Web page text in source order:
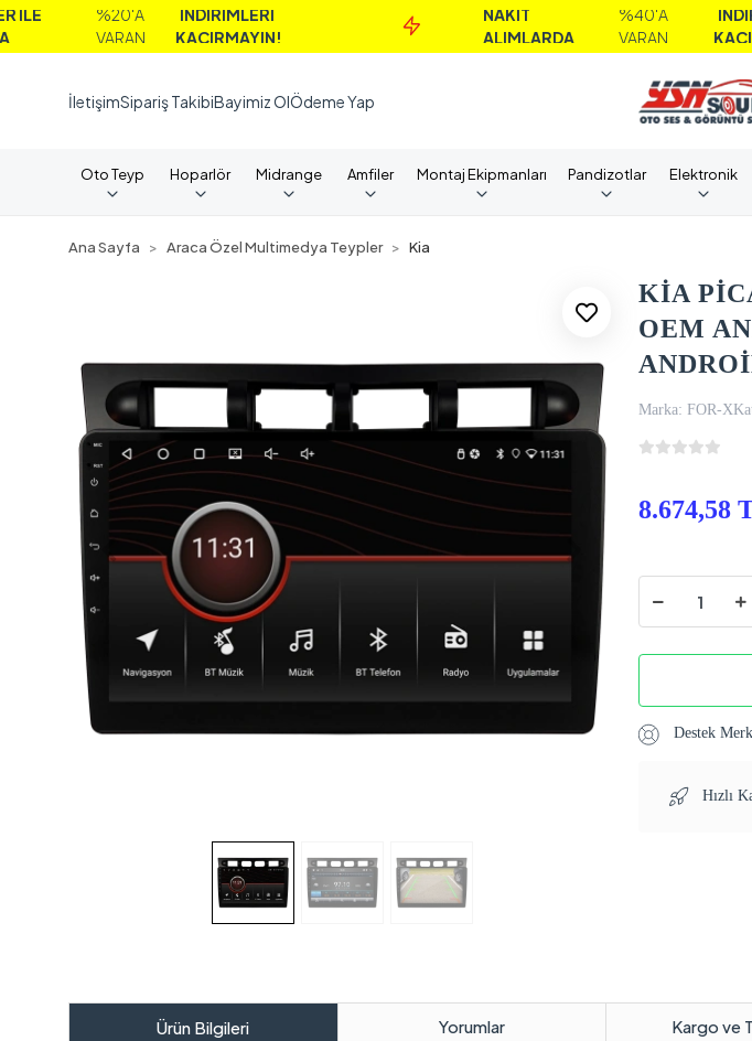
%20'A
İNDİRİMLERİ
KAÇIRMAYIN!
NAKİT
ALIMLARDA
VARAN
İNDİRİMLERİ
KAÇIRMAYIN!
İletişimSipariş TakibiBayimiz OlÖdeme Yap
Oto Teyp Hoparlör Midrange Amfiler Montaj Ekipmanları Pandizotlar Elektronik
Ana Sayfa Araca Özel Multimedya Teypler Kia
KİA
OEM
Marka: FOR-X
8.674,58
Destek
Hızlı
Ürün Bilgileri Yorumlar Kargo ve